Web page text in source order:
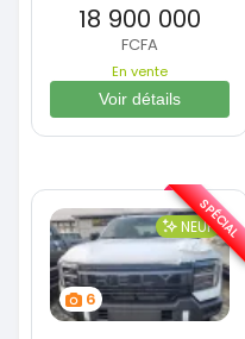
18 900 000
FCFA
En vente
Voir détails
6
NEUFSPÉCIAL